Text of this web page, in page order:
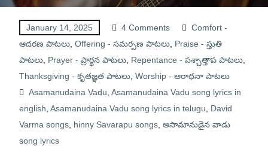
January 14, 2025 4 Comments
Comfort -
ఆదరణ పాటలు, Offering - సమర్పణ పాటలు, Praise - స్తుతి
పాటలు, Prayer - ప్రార్థన పాటలు, Repentance - పశ్చాత్తాప పాటలు,
Thanksgiving - కృతజ్ఞత పాటలు, Worship - ఆరాధనా పాటలు
Asamanudaina Vadu Asamanudaina Vadu song lyrics in
english Asamanudaina Vadu song lyrics in telugu
David
Varma songs, hinny Savarapu songs, అసామానుడైన వాడు
song lyrics